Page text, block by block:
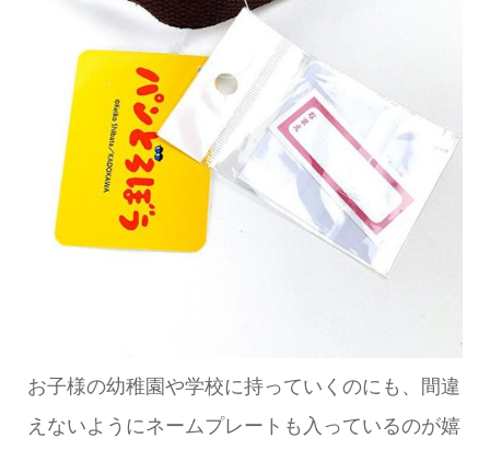
お子様の幼稚園や学校に持っていくのにも、間違
えないようにネームプレートも入っているのが嬉